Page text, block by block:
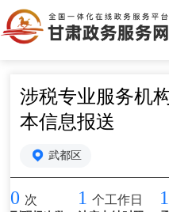
涉税专业服务机
本信息报送
武都区
0 次 1 个工作日 1